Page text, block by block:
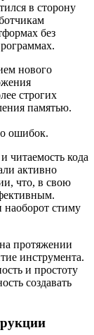
в сторону
без
нового
строгих
памятью.
ошибок.
читаемость кода
активно
что, в свою
наоборот стиму
протяжении
инструмента.
и простоту
создавать